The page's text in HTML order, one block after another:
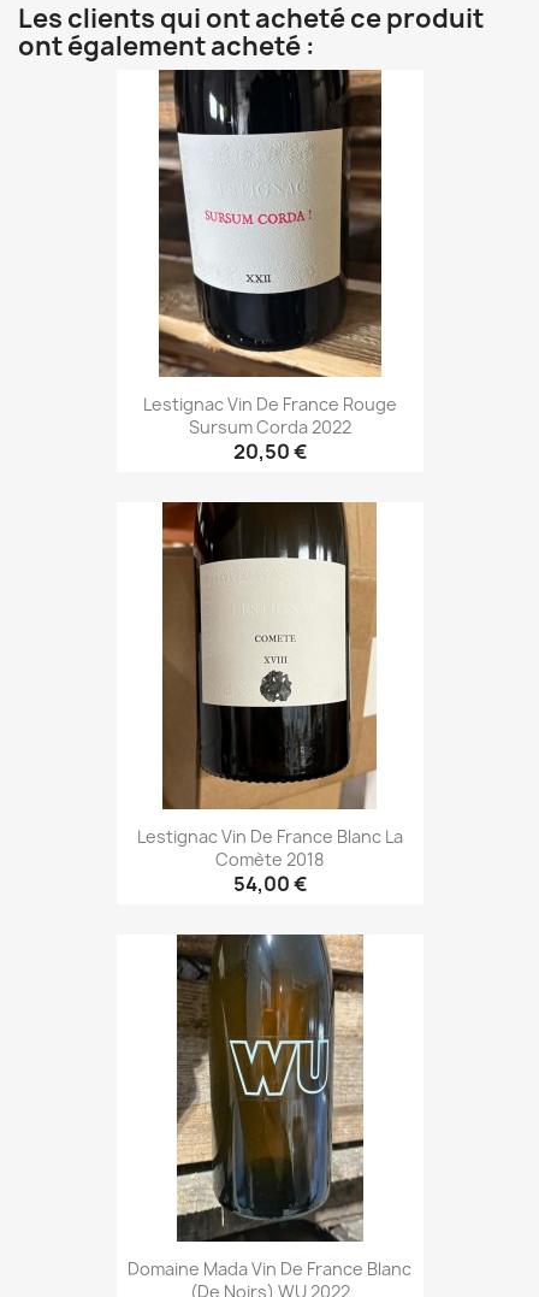
Les clients qui ont acheté ce produit
ont également acheté :
Lestignac Vin De France Rouge
Sursum Corda 2022
20,50 €
Lestignac Vin De France Blanc La
Comète 2018
54,00 €
Domaine Mada Vin De France Blanc
(de Noirs) WU 2022